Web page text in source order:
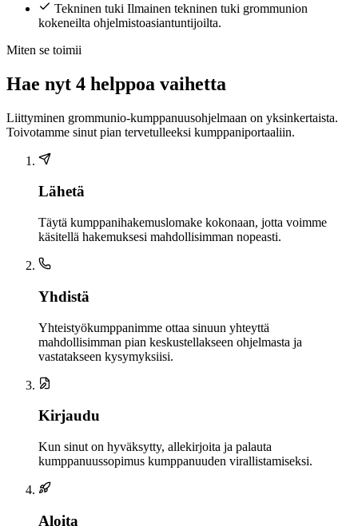
Tekninen tuki Ilmainen tekninen tuki grommunion
kokeneilta ohjelmistoasiantuntijoilta.
Miten se toimii
Hae nyt 4 helppoa vaihetta
Liittyminen grommunio-kumppanuusohjelmaan on yksinkertaista.
Toivotamme sinut pian tervetulleeksi kumppaniportaaliin.
Lähetä
Täytä kumppanihakemuslomake kokonaan, jotta voimme
käsitellä hakemuksesi mahdollisimman nopeasti.
Yhdistä
Yhteistyökumppanimme ottaa sinuun yhteyttä
mahdollisimman pian keskustellakseen ohjelmasta ja
vastatakseen kysymyksiisi.
Kirjaudu
Kun sinut on hyväksytty, allekirjoita ja palauta
kumppanuussopimus kumppanuuden virallistamiseksi.
Aloita